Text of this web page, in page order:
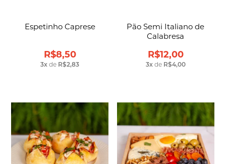
Espetinho Caprese
R$8,50
3x de R$2,83
Pão Semi Italiano de
Calabresa
R$12,00
3xde R$4,00